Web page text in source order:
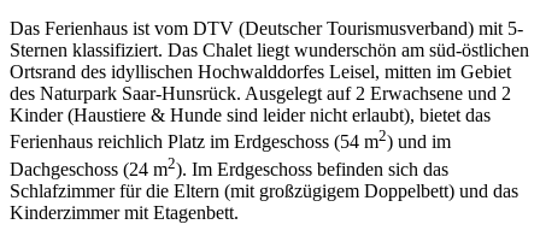
Das Ferienhaus ist vom DTV (Deutscher Tourismusverband) mit 5-
Sternen klassifiziert. Das Chalet liegt wunderschön am süd-östlichen
Ortsrand des idyllischen Hochwalddorfes Leisel, mitten im Gebiet
des Naturpark Saar-Hunsrück. Ausgelegt auf 2 Erwachsene und 2
Kinder (Haustiere & Hunde sind leider nicht erlaubt), bietet das
Ferienhaus reichlich Platz im Erdgeschoss (54 m2) und im
Dachgeschoss (24 m2). Im Erdgeschoss befinden sich das
Schlafzimmer für die Eltern (mit großzügigem Doppelbett) und das
Kinderzimmer mit Etagenbett.